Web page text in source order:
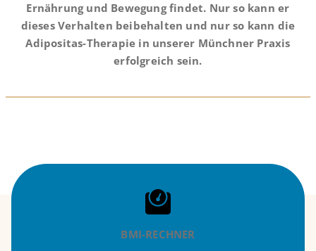
Ernährung und Bewegung findet. Nur so kann er
dieses Verhalten beibehalten und nur so kann die
Adipositas-Therapie in unserer Münchner Praxis
erfolgreich sein.
BMI-RECHNER